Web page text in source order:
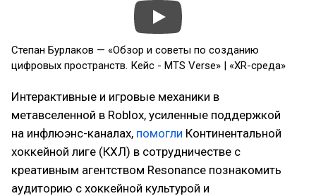
Степан Бурлаков — «Обзор и советы по созданию
цифровых пространств. Кейс - MTS Verse» | «XR-среда»
Интерактивные и игровые механики в
метавселенной в Roblox, усиленные поддержкой
на инфлюэнс-каналах, помогли Континентальной
хоккейной лиге (КХЛ) в сотрудничестве с
креативным агентством Resonance познакомить
аудиторию с хоккейной культурой и